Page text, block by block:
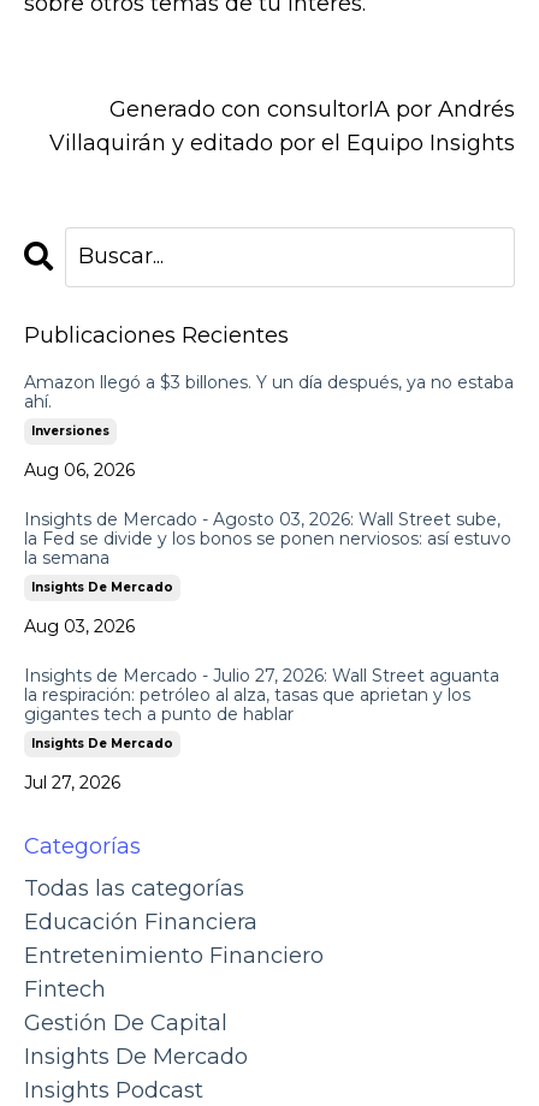
Generado con consultorIA por Andrés
Villaquirán y editado por el Equipo Insights
Publicaciones Recientes
Amazon llegó a $3 billones. Y un día después, ya no estaba
ahí.
Inversiones
Aug 06, 2026
Insights de Mercado - Agosto 03, 2026: Wall Street sube,
la Fed se divide y los bonos se ponen nerviosos: así estuvo
la semana
Insights De Mercado
Aug 03, 2026
Insights de Mercado - Julio 27, 2026: Wall Street aguanta
la respiración: petróleo al alza, tasas que aprietan y los
gigantes tech a punto de hablar
Insights De Mercado
Jul 27, 2026
Categorías
Todas las categorías
Educación Financiera
Entretenimiento Financiero
Fintech
Gestión De Capital
Insights De Mercado
Insights Podcast